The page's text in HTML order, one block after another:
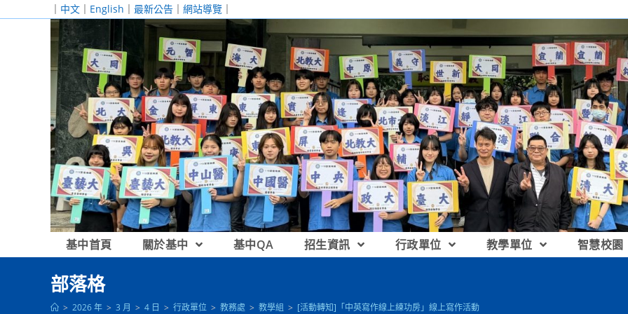
｜ 中文 ｜ English ｜ 最新公告 ｜ 網站導覽 ｜
基中首頁 關於基中 基中QA 招生資訊 行政單位 教學單位 智慧校園
部落格
> 2026 年 > 3 月 > 4 日 > 行政單位 > 教務處 > 教學組 > [活動轉知]「中英寫作線上練功房」線上寫作活動